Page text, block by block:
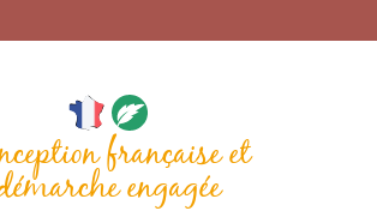
française et
engagée